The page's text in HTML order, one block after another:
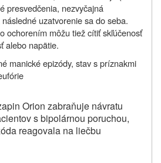
presvedčenia, nezvyčajná
uzatvorenie sa do seba.
ochorením môžu tiež cítiť skľúčenosť
alebo napätie.
manické epizódy, stav s príznakmi
Orion zabraňuje návratu
s bipolárnou poruchou,
reagovala na liečbu